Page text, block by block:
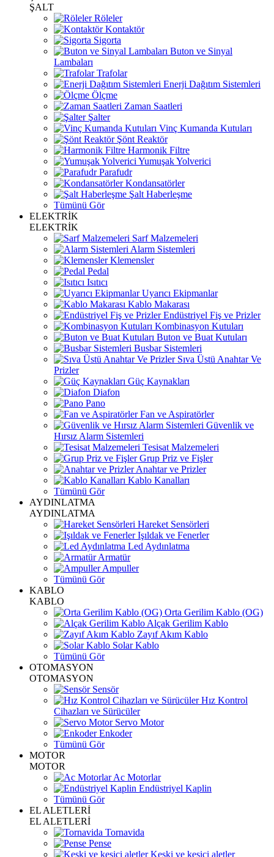
ŞALT
Röleler
Kontaktör
Sigorta
Buton ve Sinyal
Lambaları
Trafolar
Enerji Dağıtım Sistemleri
Ölçme
Zaman Saatleri
Şalter
Vinç Kumanda Kutuları
Şönt Reaktör
Harmonik Filtre
Yumuşak Yolverici
Parafudr
Kondansatörler
Şalt Haberleşme
Tümünü Gör
ELEKTRİK
ELEKTRİK
Sarf Malzemeleri
Alarm Sistemleri
Klemensler
Pedal
Isıtıcı
Uyarıcı Ekipmanlar
Kablo Makarası
Endüstriyel Fiş ve Prizler
Kombinasyon Kutuları
Buton ve Buat Kutuları
Busbar Sistemleri
Sıva Üstü Anahtar Ve
Prizler
Güç Kaynakları
Diafon
Pano
Fan ve Aspiratörler
Güvenlik ve
Hırsız Alarm Sistemleri
Tesisat Malzemeleri
Grup Priz ve Fişler
Anahtar ve Prizler
Kablo Kanalları
Tümünü Gör
AYDINLATMA
AYDINLATMA
Hareket Sensörleri
Işıldak ve Fenerler
Led Aydınlatma
Armatür
Ampuller
Tümünü Gör
KABLO
KABLO
Orta Gerilim Kablo (OG)
Alçak Gerilim Kablo
Zayıf Akım Kablo
Solar Kablo
Tümünü Gör
OTOMASYON
OTOMASYON
Sensör
Hız Kontrol
Cihazları ve Sürücüler
Servo Motor
Enkoder
Tümünü Gör
MOTOR
MOTOR
Ac Motorlar
Endüstriyel Kaplin
Tümünü Gör
EL ALETLERİ
EL ALETLERİ
Tornavida
Pense
Keski ve kesici aletler